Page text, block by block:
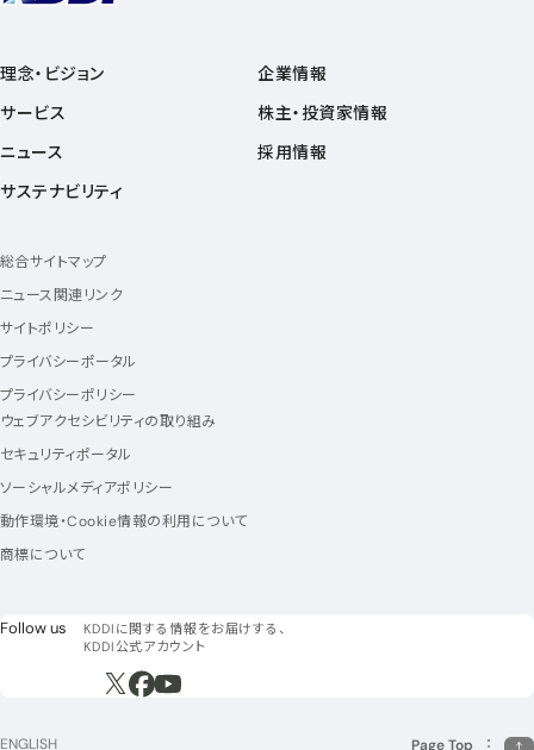
理念・ビジョン
サービス
ニュース
サステナビリティ
企業情報
株主・投資家情報
採用情報
総合サイトマップ
ニュース関連リンク
サイトポリシー
プライバシーポータル
プライバシーポリシー
ウェブアクセシビリティの取り組み
セキュリティポータル
ソーシャルメディアポリシー
動作環境・Cookie情報の利用について
商標について
Follow us フォローアス
KDDIに関する情報をお届けする、
KDDI公式アカウント
新規ウィンドウで開く
新規ウィンドウで開く
新規ウィンドウで開く
ENGLISH Page Top